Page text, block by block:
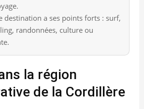
destination a ses points forts : surf,
randonnées, culture ou
la région
de la Cordillère